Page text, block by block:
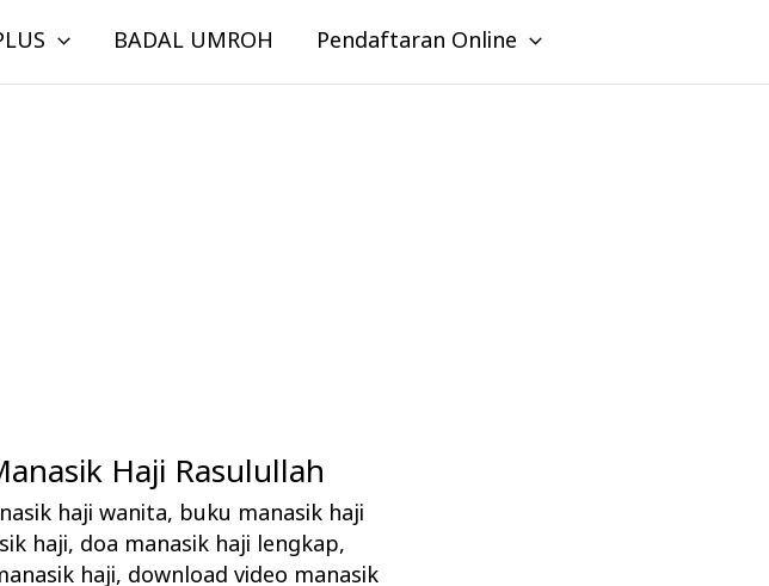
BADAL UMROH Pendaftaran Online
Haji Rasulullah
haji wanita, buku manasik haji
haji, doa manasik haji lengkap,
haji, download video manasik